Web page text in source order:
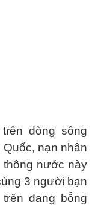
dòng sông
nạn nhân
thông nước này
3 người bạn
đang bỗng